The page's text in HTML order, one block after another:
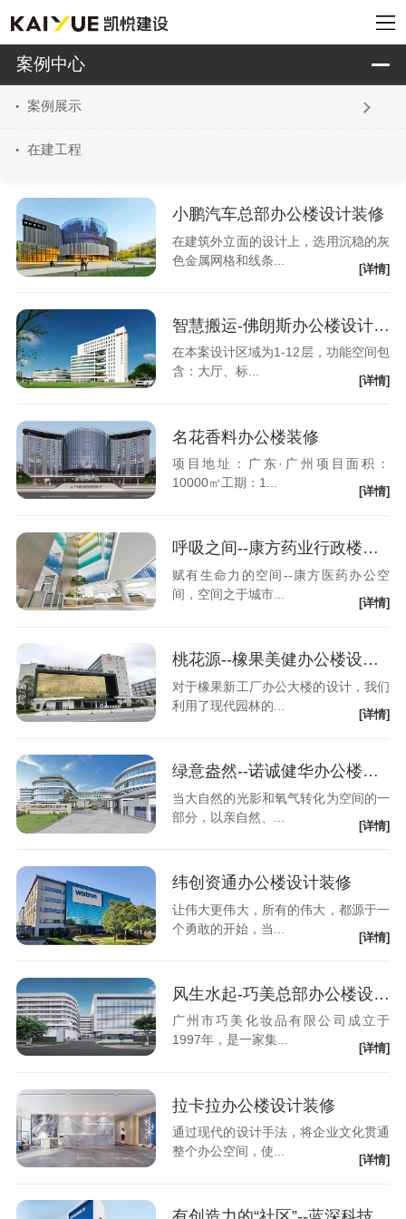
案例中心
案例展示
在建工程
小鹏汽车总部办公楼设计装修
在建筑外立面的设计上，选用沉稳的灰
色金属网格和线条...
[详情]
智慧搬运-佛朗斯办公楼设计装修
在本案设计区域为1-12层，功能空间包
含：大厅、标...
[详情]
名花香料办公楼装修
项目地址：广东·广州项目面积：
10000㎡工期：1...
[详情]
呼吸之间--康方药业行政楼设计装修
赋有生命力的空间--康方医药办公空
间，空间之于城市...
[详情]
桃花源--橡果美健办公楼设计装修
对于橡果新工厂办公大楼的设计，我们
利用了现代园林的...
[详情]
绿意盎然--诺诚健华办公楼设计装修
当大自然的光影和氧气转化为空间的一
部分，以亲自然、...
[详情]
纬创资通办公楼设计装修
让伟大更伟大，所有的伟大，都源于一
个勇敢的开始，当...
[详情]
风生水起-巧美总部办公楼设计装修
广州市巧美化妆品有限公司成立于
1997年，是一家集...
[详情]
拉卡拉办公楼设计装修
通过现代的设计手法，将企业文化贯通
整个办公空间，使...
[详情]